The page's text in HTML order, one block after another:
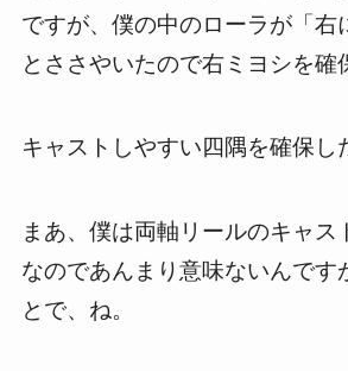
ですが、僕の中のローラが「右
とささやいたので右ミヨシを確
キャストしやすい四隅を確保し
まあ、僕は両軸リールのキャス
なのであんまり意味ないんです
とで、ね。